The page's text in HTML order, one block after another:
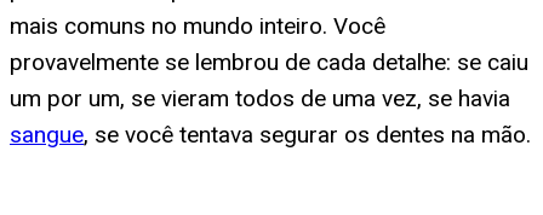
mais comuns no mundo inteiro. Você
provavelmente se lembrou de cada detalhe: se caiu
um por um, se vieram todos de uma vez, se havia
sangue, se você tentava segurar os dentes na mão.